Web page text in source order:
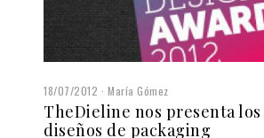
18/07/2012 María Gómez
TheDieline nos presenta
diseños de packaging